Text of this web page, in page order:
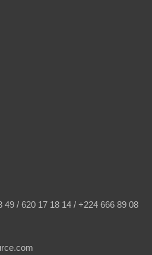
49 / 620 17 18 14 / +224 666 89 08